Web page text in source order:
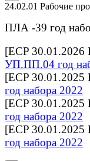
24.02.01 Рабочие
ПЛА -39 год
[ECP 30.01.2026
УП.ПП.04 год
[ECP 30.01.2025
год набора 2022
[ECP 30.01.2025
год набора 2022
[ECP 30.01.2025
год набора 2022